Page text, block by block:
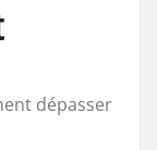
dépasser